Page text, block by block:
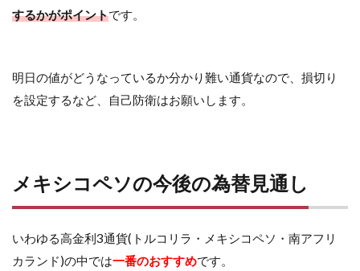
するかがポイントです。
明日の値がどうなっているか分かり難い通貨なので、損切り
を設定するなど、自己防衛はお願いします。
メキシコペソの今後の為替見通し
いわゆる高金利3通貨(トルコリラ・メキシコペソ・南アフリ
カランド)の中では一番のおすすめです。